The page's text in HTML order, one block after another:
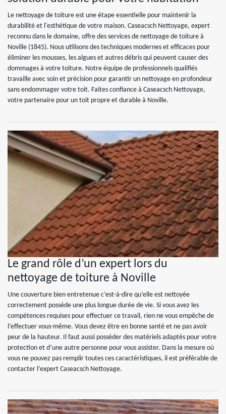
Le nettoyage de toiture est une étape essentielle pour maintenir la
durabilité et l'esthétique de votre maison. Caseacsch Nettoyage, expert
reconnu dans le domaine, offre des services de nettoyage de toiture à
Noville (1845). Nous utilisons des techniques modernes et efficaces pour
éliminer les mousses, les algues et autres débris qui peuvent causer des
dommages à votre toiture. Notre équipe de professionnels qualifiés
travaille avec soin et précision pour garantir un nettoyage en profondeur
sans endommager votre toit. Faites confiance à Caseacsch Nettoyage,
votre partenaire pour un toit propre et durable à Noville.
Le grand rôle d’un expert lors du
nettoyage de toiture à Noville
Une couverture bien entretenue c’est-à-dire qu’elle est nettoyée
correctement possède une plus longue durée de vie. Si vous avez les
compétences requises pour effectuer ce travail, rien ne vous empêche de
l’effectuer vous-même. Vous devez être en bonne santé et ne pas avoir
peur de la hauteur. Il faut aussi posséder des matériels adaptés pour votre
protection et d’une autre personne pour vous assister. Dans la mesure où
vous ne pouvez pas remplir toutes ces caractéristiques, il est préférable de
contacter l’expert Caseacsch Nettoyage.